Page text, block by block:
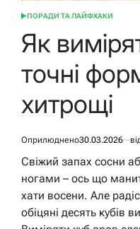
ОПУБЛІКУВАТИ
ПОРАДИ ТА ЛАЙФХАКИ
Як
точні
хитрощі
Оприлюднено30.03.2026
Свіжий запах сосни
ногами – ось що
хати восени. Але
обіцяні десять кубів